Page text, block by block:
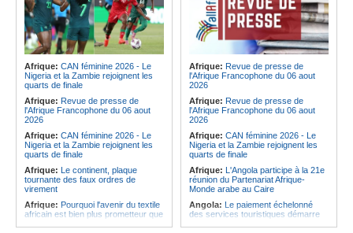
Afrique: CAN féminine 2026 - Le
Nigeria et la Zambie rejoignent les
quarts de finale
Afrique: Revue de presse de
l'Afrique Francophone du 06 aout
2026
Afrique: CAN féminine 2026 - Le
Nigeria et la Zambie rejoignent les
quarts de finale
Afrique: Le continent, plaque
tournante des faux ordres de
virement
Afrique: Pourquoi l'avenir du textile
africain est bien plus prometteur que
Afrique: Revue de presse de
l'Afrique Francophone du 06 aout
2026
Afrique: Revue de presse de
l'Afrique Francophone du 06 aout
2026
Afrique: CAN féminine 2026 - Le
Nigeria et la Zambie rejoignent les
quarts de finale
Afrique: L'Angola participe à la 21e
réunion du Partenariat Afrique-
Monde arabe au Caire
Angola: Le paiement échelonné
des services touristiques démarre